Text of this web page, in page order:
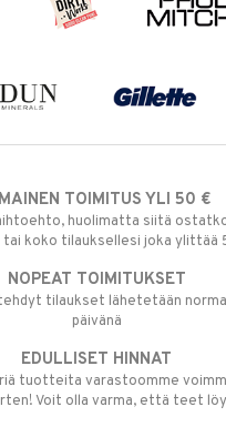
TOIMITUS YLI 50 €
huolimatta siitä
koko tilauksellesi joka ylittää
NOPEAT TOIMITUKSET
tilaukset lähetetään
päivänä
EDULLISET HINNAT
tuotteita varastoomme
Voit olla varma, että teet